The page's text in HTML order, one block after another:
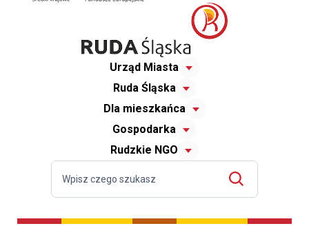
Urząd Miasta
Ruda Śląska
Dla mieszkańca
Gospodarka
Rudzkie NGO